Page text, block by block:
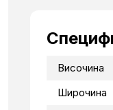
Височина
Широчина